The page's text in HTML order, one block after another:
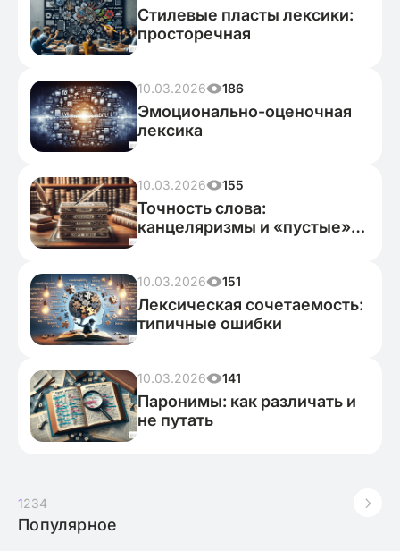
Стилевые пласты лексики:
просторечная
10.03.2026 186
Эмоционально-оценочная
лексика
10.03.2026 155
Точность слова:
канцеляризмы и «пустые»
10.03.2026 151
Лексическая сочетаемость:
типичные ошибки
10.03.2026 141
Паронимы: как различать и
не путать
1234
Популярное